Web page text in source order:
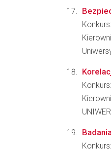
Konkurs:
Konkurs:
Konkurs: